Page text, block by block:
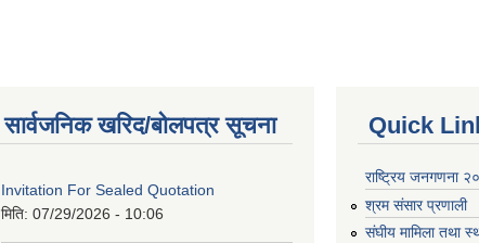
सार्वजनिक खरिद/बोलपत्र सूचना
Invitation For Sealed Quotation
मिति: 07/29/2026 - 10:06
Quick
राष्ट्रिय जनगणना
श्रम संसार प्रणाली
संघीय मामिला तथा